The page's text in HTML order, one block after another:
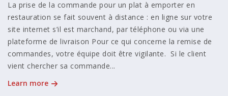
La prise de la commande pour un plat à emporter en
restauration se fait souvent à distance : en ligne sur votre
site internet s’il est marchand, par téléphone ou via une
plateforme de livraison Pour ce qui concerne la remise de
commandes, votre équipe doit être vigilante. Si le client
vient chercher sa commande...
Learn more